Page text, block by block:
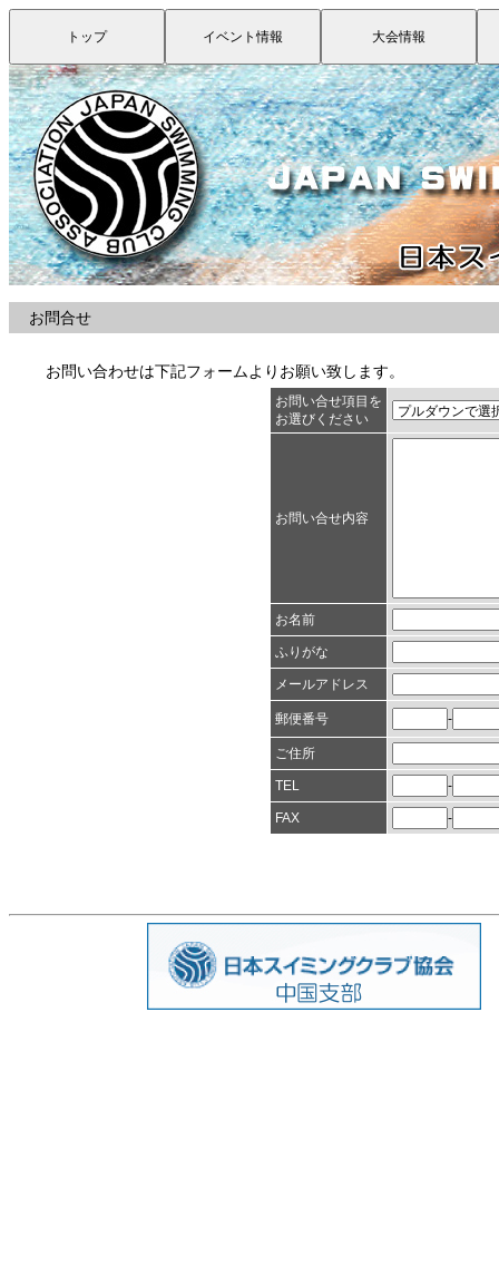
お問合せ
お問い合わせは下記フォームよりお願い致します。
お問い合せ項目を
お選びください
お問い合せ内容
お名前
ふりがな
メールアドレス
郵便番号 -
ご住所
TEL -
FAX -